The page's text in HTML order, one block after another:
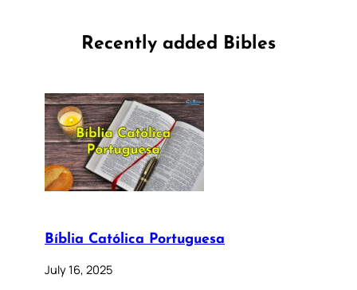
Recently added Bibles
Bíblia Católica Portuguesa
July 16, 2025